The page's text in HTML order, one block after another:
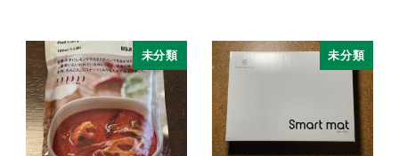
未分類 未分類